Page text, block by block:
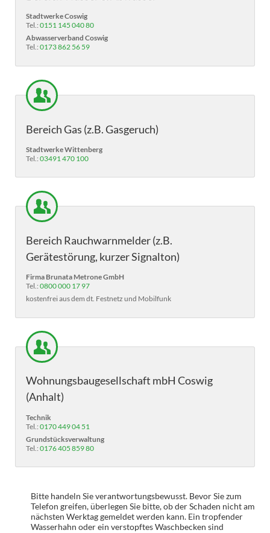
Stadtwerke Coswig
Tel.:0151 145 040 80
Abwasserverband Coswig
Tel.:0173 862 56 59
Bereich Gas (z.B. Gasgeruch)
Stadtwerke Wittenberg
Tel.:03491 470 100
Bereich Rauchwarnmelder (z.B.
Gerätestörung, kurzer Signalton)
Firma Brunata Metrone GmbH
Tel.:0800 000 17 97
kostenfrei aus dem dt. Festnetz und Mobilfunk
Wohnungsbaugesellschaft mbH Coswig
(Anhalt)
Technik
Tel.:0170 449 04 51
Grundstücksverwaltung
Tel.:0176 405 859 80
Bitte handeln Sie verantwortungsbewusst. Bevor Sie zum
Telefon greifen, überlegen Sie bitte, ob der Schaden nicht am
nächsten Werktag gemeldet werden kann. Ein tropfender
Wasserhahn oder ein verstopftes Waschbecken sind